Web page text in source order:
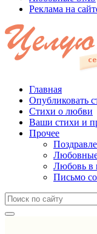
Реклама на
Главная
Опубликовать
Стихи о любви
Ваши стихи и
Прочее
Любовь в
Письмо